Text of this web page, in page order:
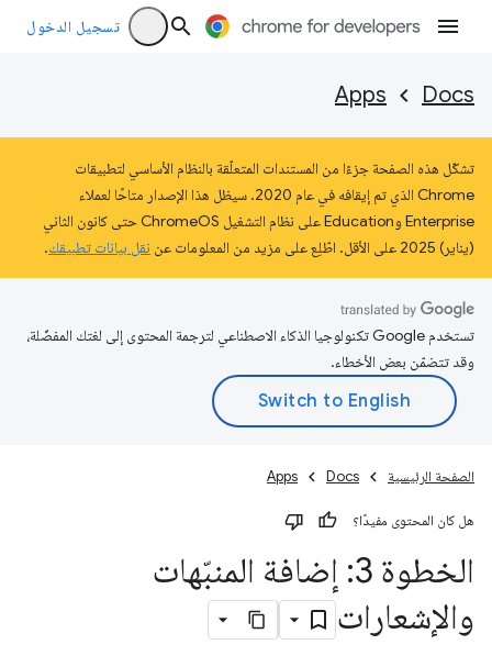
تسجيل الدخول
Docs
Apps
تشكّل هذه الصفحة جزءًا من المستندات المتعلّقة بالنظام الأساسي لتطبيقات
Chrome الذي تم إيقافه في عام 2020. سيظل هذا الإصدار متاحًا لعملاء
Enterprise وEducation على نظام التشغيل ChromeOS حتى كانون الثاني
(يناير) 2025 على الأقل. اطّلِع على مزيد من المعلومات عن
نقل بيانات تطبيقك.
تستخدم Google تكنولوجيا الذكاء الاصطناعي لترجمة المحتوى إلى لغتك المفضّلة،
وقد تتضمّن بعض الأخطاء.
الصفحة الرئيسية Docs
Apps
هل كان المحتوى مفيدًا؟
الخطوة 3: إضافة المنبّهات
والإشعارات